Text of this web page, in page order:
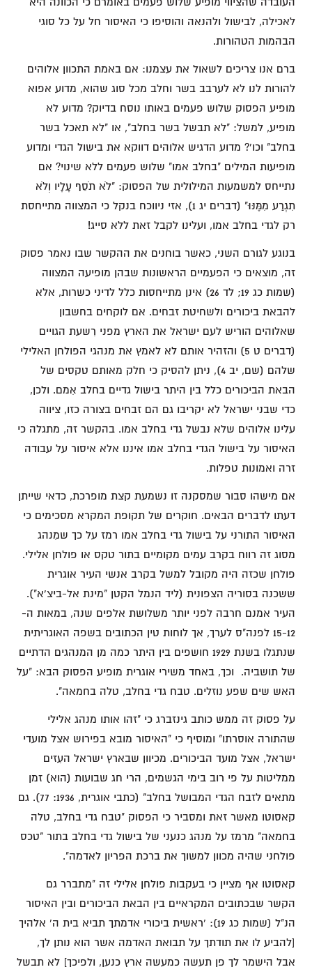
לאכילה, לבישול ולהנאה והוסיפו כי האיסור חל על כל סוגי
הבהמות הטהורות.
ברם אנו צריכים לשאול את עצמנו: אם באמת התכוון אלוהים
להורות לנו לא לערבב בשר וחלב מכל סוג שהוא, מדוע אפוא
מופיע הפסוק שלוש פעמים באותו נוסח בדיוק? מדוע לא
מופיע, למשל: "לא תבשל בשר בחלב", או "לא תאכל בשר
בחלב" וכו'? מדוע הדגיש אלוהים דווקא את בישול הגדי ומדוע
מופיעות המילים "בחלב אמו" שלוש פעמים ללא שינוי? אם
נתייחס למשמעות המילולית של הפסוק: "לֹא תֹסֵף עָלָיו וְלֹא
תִגְרַע מִמֶּנּוּ" (דברים יג 1), אזי ניווכח בנקל כי המצווה מתייחסת
רק לגדי בחלב אמו, ועלינו לקבל זאת ללא סייג!
בנוגע לגורם השני, כאשר בוחנים את ההקשר שבו נאמר פסוק
זה, מוצאים כי הפעמיים הראשונות שבהן מופיעה המצווה
(שמות כג 19; לד 26) אינן מתייחסות כלל לדיני כשרות, אלא
להבאת ביכורים ולשחיטת זבחים. אם לוקחים בחשבון
שאלוהים הוריש לעם ישראל את הארץ מפני רִשעת הגויים
(דברים ט 5) והזהיר אותם לא לאמץ את מנהגי הפולחן האלילי
שלהם (שם, יב 4), ניתן להסיק כי חלק מאותם טקסים של
הבאת הביכורים כלל בין היתר בישול גדיים בחלב אִמם. ולכן,
כדי שבני ישראל לא יקריבו גם הם זבחים בצורה כזו, ציווה
עלינו אלוהים שלא נבשל גדי בחלב אמו. בהקשר זה, מתגלה כי
האיסור על בישול הגדי בחלב אמו איננו אלא איסור על עבודה
זרה ואמונות טפלות.
אם מישהו סבור שמסקנה זו נשמעת קצת מופרכת, כדאי שייתן
דעתו לדברים הבאים. חוקרים של תקופת המקרא מסכימים כי
האיסור התורני על בישול גדי בחלב אמו רמז על כך שמִנהג
מסוג זה רווח בקרב עמים מקומיים בתור טקס או פולחן אלילי.
פולחן שכזה היה מקובל למשל בקרב אנשי העיר אוגרית
ששכנה בסוריה הצפונית (ליד הנמל הקטן "מינת אל-ביצ'א").
העיר אמנם חרבה לפני יותר משלושת אלפים שנה, במאות ה-
15-12 לפנה"ס לערך, אך לוחות טין הכתובים בשפה האוגריתית
שנתגלו בשנת 1929 חושפים בין היתר כמה מן המנהגים הדתיים
של תושביה. וכך, באחד משירי אוגרית מופיע הפסוק הבא: "על
האש שים שפע נוזלים. טבח גדי בחלב, טלה בחמאה".
על פסוק זה ממש כותב גינזברג כי "זהו אותו מנהג אלילי
שהתורה אוסרתו" ומוסיף כי "האיסור מובא בפירוש אצל מועדי
ישראל, אצל מועד הביכורים. מכיוון שבארץ ישראל העִזים
ממליטות על פי רוב בימי הגשמים, הרי חג שבועות (הוא) זמן
מתאים לזבח הגדי המבושל בחלב" (כתבי אוגרית, 1936: 77). גם
קאסוטו מאשר זאת ומסביר כי הפסוק "טבח גדי בחלב, טלה
בחמאה" מרמז על מנהג כנעני של בישול גדי בחלב בתור "טכס
פולחני שהיה מכוון למשוך את ברכת הפריון לאדמה".
קאסוטו אף מציין כי בעקבות פולחן אלילי זה "מתברר גם
הקשר שבכתובים המקראיים בין הבאת הביכורים ובין האיסור
הנ"ל (שמות כג 19): 'ראשית ביכורי אדמתך תביא בית ה' אלהיך
[להביע לו את תודתך על תבואת האדמה אשר הוא נותן לך,
אבל הישמר לך פן תעשה כמעשה ארץ כנען, ולפיכך] לא תבשל